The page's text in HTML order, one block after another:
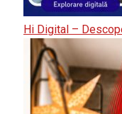
Hi Digital –